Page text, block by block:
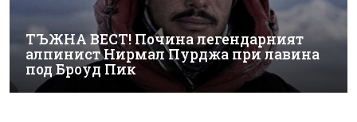
ТЪЖНА ВЕСТ! Почина легендарният
алпинист Нирмал Пурджа при лавина
под Броуд Пик